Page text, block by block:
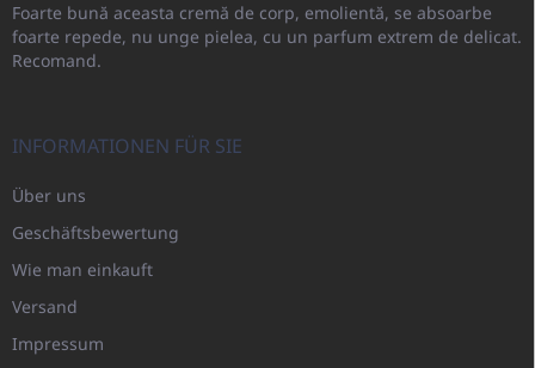
Foarte bună aceasta cremă de corp, emolientă, se absoarbe
foarte repede, nu unge pielea, cu un parfum extrem de delicat.
Recomand.
INFORMATIONEN FÜR SIE
Über uns
Geschäftsbewertung
Wie man einkauft
Versand
Impressum